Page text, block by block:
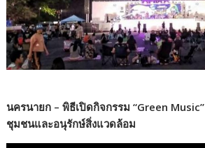
นครนายก – พิธีเปิดกิจกรรม “Green
ชุมชนและอนุรักษ์สิ่งแวดล้อม